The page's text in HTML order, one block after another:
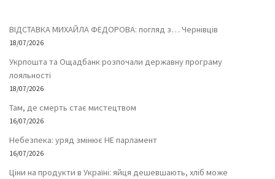
ВІДСТАВКА МИХАЙЛА ФЕДОРОВА: погляд з… Чернівців
18/07/2026
Укрпошта та Ощадбанк розпочали державну програму
лояльності
18/07/2026
Там, де смерть стає мистецтвом
16/07/2026
Небезпека: уряд змінює НЕ парламент
16/07/2026
Ціни на продукти в Україні: яйця дешевшають, хліб може